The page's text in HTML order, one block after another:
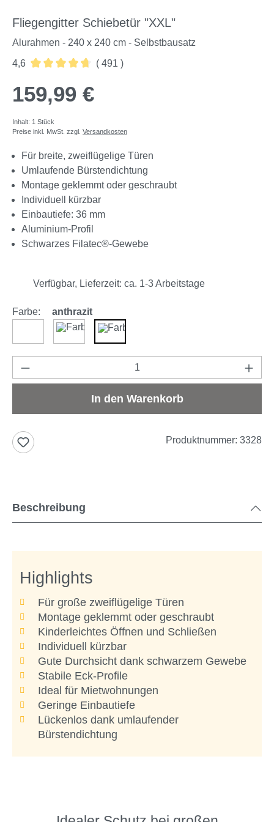
Fliegengitter Schiebetür "XXL"
Alurahmen - 240 x 240 cm - Selbstbausatz
4,6
( 491 )
159,99 €
Inhalt: 1 Stück
Preise inkl. MwSt. zzgl. Versandkosten
Für breite, zweiflügelige Türen
Umlaufende Bürstendichtung
Montage geklemmt oder geschraubt
Individuell kürzbar
Einbautiefe: 36 mm
Aluminium-Profil
Schwarzes Filatec®-Gewebe
Verfügbar, Lieferzeit: ca. 1-3 Arbeitstage
Farbe: anthrazit
Produkt Anzahl: Gib den gewünschten
In den Warenkorb
Produktnummer: 3328
Beschreibung
Highlights
Für große zweiflügelige Türen
Montage geklemmt oder geschraubt
Kinderleichtes Öffnen und Schließen
Individuell kürzbar
Gute Durchsicht dank schwarzem Gewebe
Stabile Eck-Profile
Ideal für Mietwohnungen
Geringe Einbautiefe
Lückenlos dank umlaufender
Bürstendichtung